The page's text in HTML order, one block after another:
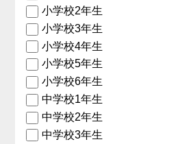
小学校2年生
小学校3年生
小学校4年生
小学校5年生
小学校6年生
中学校1年生
中学校2年生
中学校3年生